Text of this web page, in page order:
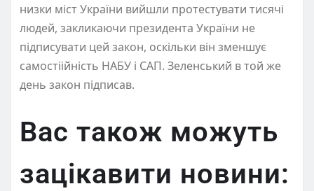
низки міст України вийшли протестувати тисячі
людей, закликаючи президента України не
підписувати цей закон, оскільки він зменшує
самостіійність НАБУ і САП. Зеленський в той же
день закон підписав.
Вас також можуть
зацікавити новини: